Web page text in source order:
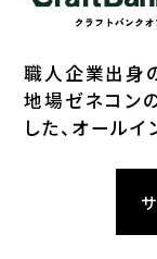
職⼈企業出⾝
地場ゼネコン
した、オール